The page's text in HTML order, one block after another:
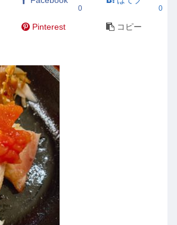
0 0
Pinterest コピー